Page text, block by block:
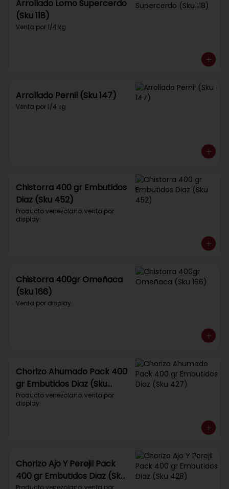
Arrollado Lomo Supercerdo
(Sku 118)
Venta por 1/4 kg.
Arrollado Pernil (Sku 147)
Venta por 1/4 kg.
Chistorra 400 gr Embutidos
Diaz (Sku 452)
Producto venezolano, venta por
display.
Chistorra 400gr Omeñaca
(Sku 166)
Venta por display.
Chorizo Ahumado Pack 400
gr Embutidos Diaz (Sku
427)
Producto venezolano, venta por
display.
Chorizo Ajo Y Perejil Pack
400 gr Embutidos Diaz (Sku
Producto venezolano, venta por